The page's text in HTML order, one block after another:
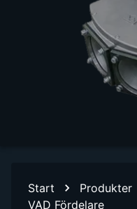
Start Produkter
VAD Fördelare